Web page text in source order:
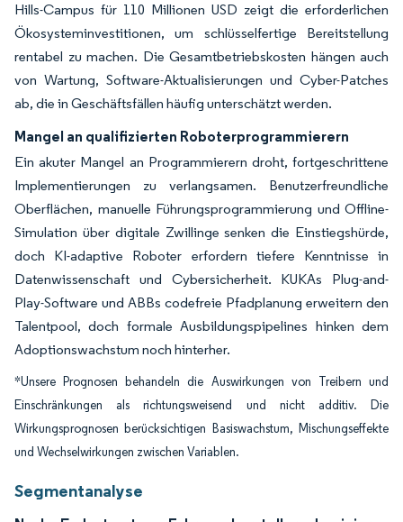
Hills-Campus für 110 Millionen USD zeigt die erforderlichen
Ökosysteminvestitionen, um schlüsselfertige Bereitstellung
rentabel zu machen. Die Gesamtbetriebskosten hängen auch
von Wartung, Software-Aktualisierungen und Cyber-Patches
ab, die in Geschäftsfällen häufig unterschätzt werden.
Mangel an qualifizierten Roboterprogrammierern
Ein akuter Mangel an Programmierern droht, fortgeschrittene
Implementierungen zu verlangsamen. Benutzerfreundliche
Oberflächen, manuelle Führungsprogrammierung und Offline-
Simulation über digitale Zwillinge senken die Einstiegshürde,
doch KI-adaptive Roboter erfordern tiefere Kenntnisse in
Datenwissenschaft und Cybersicherheit. KUKAs Plug-and-
Play-Software und ABBs codefreie Pfadplanung erweitern den
Talentpool, doch formale Ausbildungspipelines hinken dem
Adoptionswachstum noch hinterher.
*Unsere Prognosen behandeln die Auswirkungen von Treibern und
Einschränkungen als richtungsweisend und nicht additiv. Die
Wirkungsprognosen berücksichtigen Basiswachstum, Mischungseffekte
und Wechselwirkungen zwischen Variablen.
Segmentanalyse